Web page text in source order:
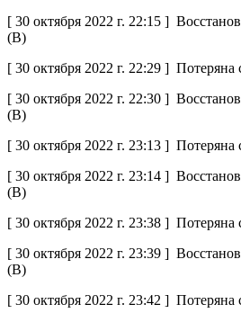
[ 30 октября 2022 г. 22:15 ]
(B)
[ 30 октября 2022 г. 22:29 ] Потеряна
[ 30 октября 2022 г. 22:30 ]
(B)
[ 30 октября 2022 г. 23:13 ] Потеряна
[ 30 октября 2022 г. 23:14 ]
(B)
[ 30 октября 2022 г. 23:38 ] Потеряна
[ 30 октября 2022 г. 23:39 ]
(B)
[ 30 октября 2022 г. 23:42 ] Потеряна